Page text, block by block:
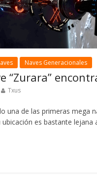
Naves Generacionales
“Zurara”
Txus
una de las primeras mega
es bastante lejana